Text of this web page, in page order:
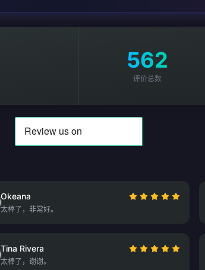
562
评价总数
Okeana
太棒了，非常好。
Tina Rivera
太棒了，谢谢。